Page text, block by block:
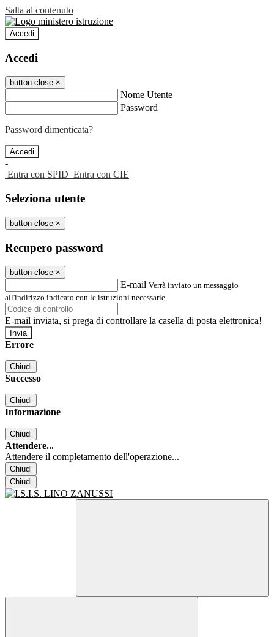
Salta al contenuto
Accedi
Accedi
button close ×
Nome Utente
Password
Password dimenticata?
-
Entra con SPID Entra con CIE
Seleziona utente
button close ×
Recupero password
button close ×
E-mail Verrà inviato un messaggio
all'indirizzo indicato con le istruzioni necessarie.
E-mail inviata, si prega di controllare la casella di posta elettronica!
Errore
Chiudi
Successo
Chiudi
Informazione
Chiudi
Attendere...
Attendere il completamento dell'operazione...
Chiudi
Chiudi